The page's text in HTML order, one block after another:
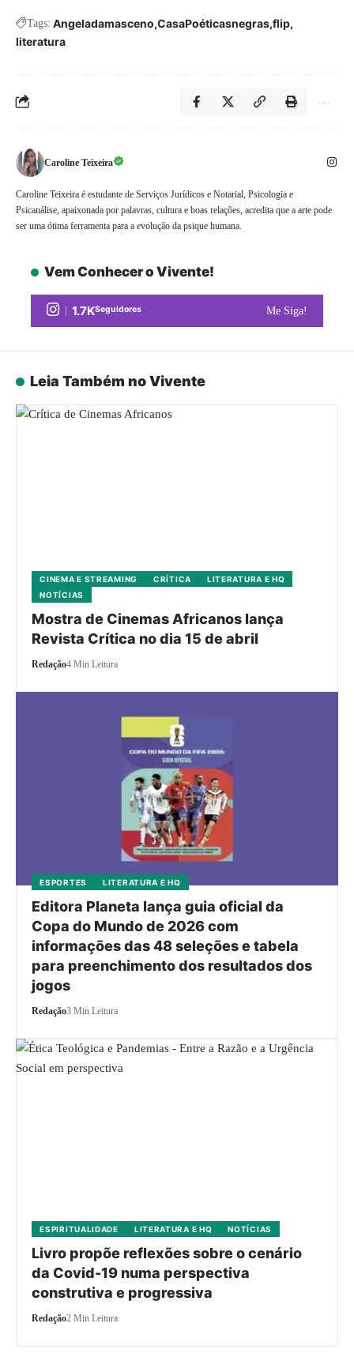
Tags: Angeladamasceno CasaPoéticasnegras flip
literatura
Caroline Teixeira
Caroline Teixeira é estudante de Serviços Jurídicos e Notarial, Psicologia e
Psicanálise, apaixonada por palavras, cultura e boas relações, acredita que a arte pode
ser uma ótima ferramenta para a evolução da psique humana.
Vem Conhecer o Vivente!
1.7KSeguidores Me Siga!
Leia Também no Vivente
CINEMA E STREAMING CRÍTICA
LITERATURA E HQ
NOTÍCIAS
Mostra de Cinemas Africanos lança
Revista Crítica no dia 15 de abril
Redação4 Min Leitura
ESPORTES LITERATURA E HQ
Editora Planeta lança guia oficial da
Copa do Mundo de 2026 com
informações das 48 seleções e tabela
para preenchimento dos resultados dos
jogos
Redação3 Min Leitura
ESPIRITUALIDADE LITERATURA E HQ NOTÍCIAS
Livro propõe reflexões sobre o cenário
da Covid-19 numa perspectiva
construtiva e progressiva
Redação2 Min Leitura